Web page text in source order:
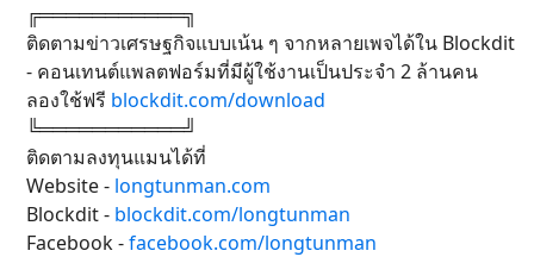
╔═══════════╗
ติดตามข่าวเศรษฐกิจแบบเน้น ๆ จากหลายเพจได้ใน Blockdit
- คอนเทนต์แพลตฟอร์มที่มีผู้ใช้งานเป็นประจำ 2 ล้านคน
ลองใช้ฟรี blockdit.com/download
╚═══════════╝
ติดตามลงทุนแมนได้ที่
Website - longtunman.com
Blockdit - blockdit.com/longtunman
Facebook -facebook.com/longtunman